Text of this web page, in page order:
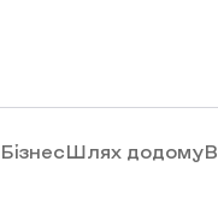
БізнесШлях додому